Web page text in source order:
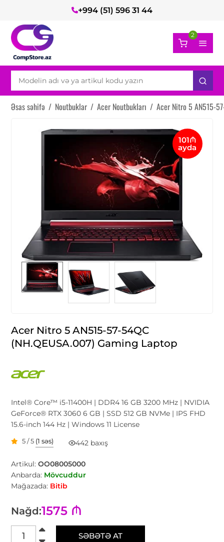
+994 (51) 596 31 44
2
Əsas səhifə / Noutbuklar / Acer Noutbukları / Acer Nitro 5 AN515-
101₼
ayda
Acer Nitro 5 AN515-57-54QC
(NH.QEUSA.007) Gaming Laptop
Intel® Core™ i5-11400H | DDR4 16 GB 3200 MHz | NVIDIA
GeForce® RTX 3060 6 GB | SSD 512 GB NVMe | IPS FHD
15.6-inch 144 Hz | Windows 11 License
5 / 5 (1 səs) 442 baxış
Artikul:OO08005000
Anbarda: Mövcuddur
Mağazada: Bitib
Nağd:1575 ₼
SƏBƏTƏ AT